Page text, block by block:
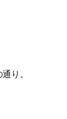
り。